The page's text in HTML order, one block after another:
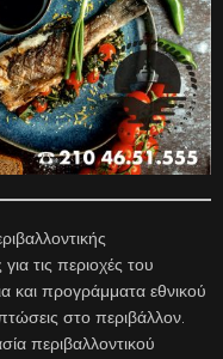
τις περιοχές του
και προγράμματα εθνικού
στο περιβάλλον.
περιβαλλοντικού